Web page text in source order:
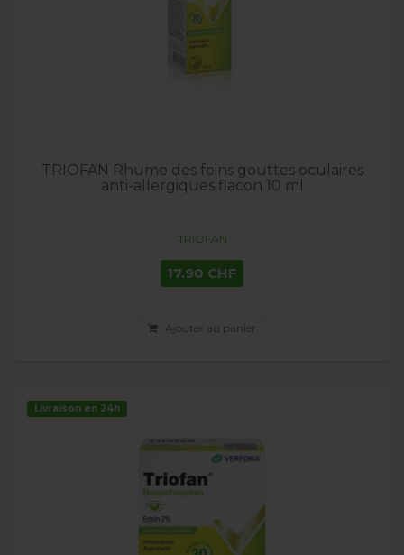
TRIOFAN Rhume des foins gouttes oculaires
anti-allergiques flacon 10 ml
TRIOFAN
17.90 CHF
Ajouter au panier
Livraison en 24h